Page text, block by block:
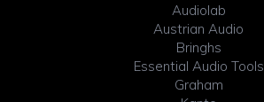
Audiolab
Austrian Audio
Bringhs
Essential Audio Tools
Graham